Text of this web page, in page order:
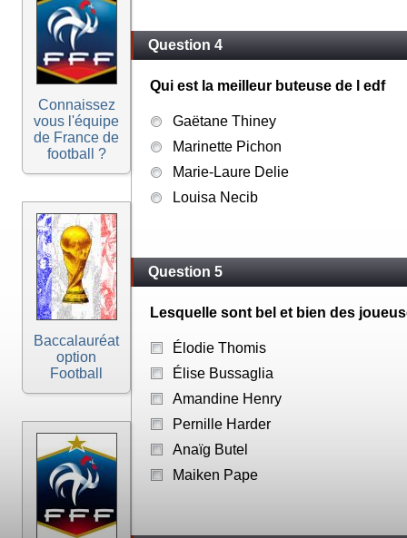
Connaissez
vous l'équipe
de France de
football ?
Baccalauréat
option
Football
Question 4
Qui est la meilleur buteuse de l edf
Gaëtane Thiney
Marinette Pichon
Marie-Laure Delie
Louisa Necib
Question 5
Lesquelle sont bel et bien des
Élodie Thomis
Élise Bussaglia
Amandine Henry
Pernille Harder
Anaïg Butel
Maiken Pape